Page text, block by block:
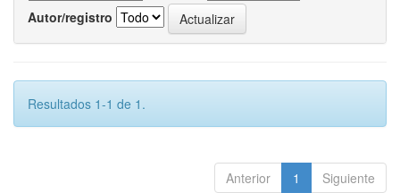
Autor/registro
Resultados 1-1 de 1.
Anterior 1 Siguiente